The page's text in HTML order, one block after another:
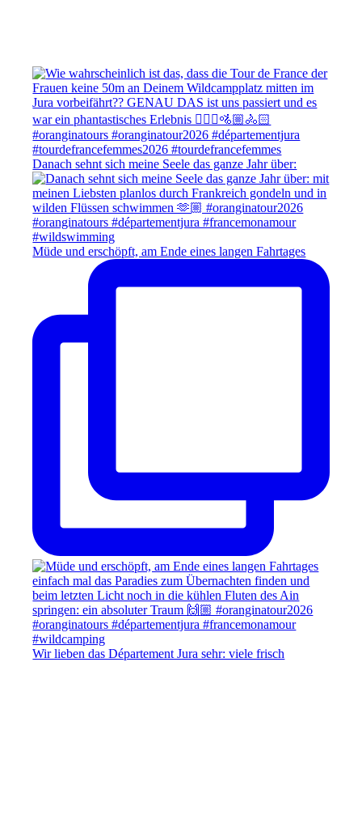
Danach sehnt sich meine Seele das ganze Jahr über:
Müde und erschöpft, am Ende eines langen Fahrtages
Wir lieben das Département Jura sehr: viele frisch